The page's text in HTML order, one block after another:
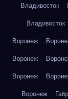
Владивосток
Владивосток
Воронеж
Воронеж
Воронеж
Воронеж